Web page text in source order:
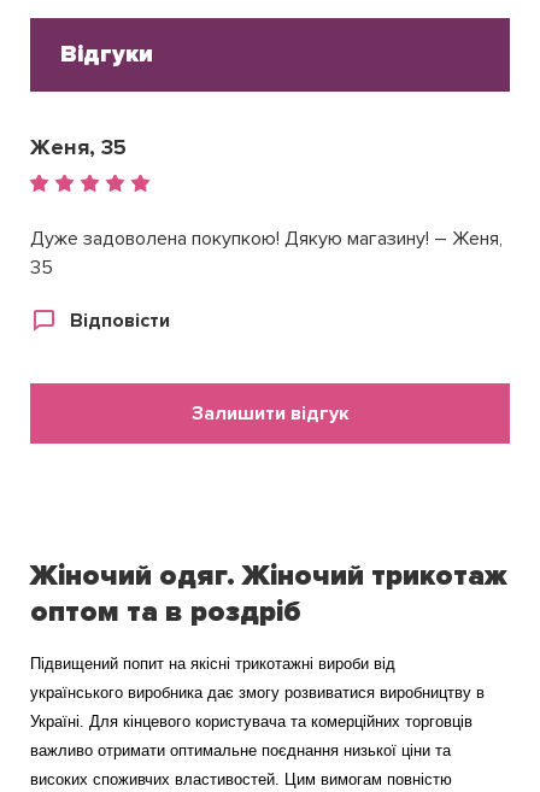
Відгуки
Женя, 35
Дуже задоволена покупкою! Дякую магазину! – Женя,
35
Відповісти
Залишити відгук
Жіночий одяг. Жіночий трикотаж
оптом та в роздріб
Підвищений попит на якісні трикотажні вироби від
українського виробника дає змогу розвиватися виробництву в
Україні. Для кінцевого користувача та комерційних торговців
важливо отримати оптимальне поєднання низької ціни та
високих споживчих властивостей. Цим вимогам повністю